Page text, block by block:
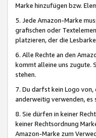
Marke hinzufügen bzw.
5. Jede Amazon-Marke
grafischen oder
platzieren, der die
6. Alle Rechte an den
kommt alleine uns zugute.
stehen.
7. Du darfst kein Logo
anderweitig verwenden, es
8. Sie dürfen in keiner
keiner Rechtsordnung
Amazon-Marke zum